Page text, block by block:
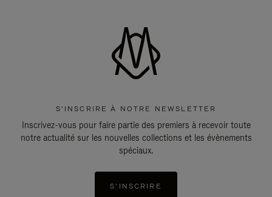
S'INSCRIRE À NOTRE NEWSLETTER
Inscrivez-vous pour faire partie des premiers à recevoir toute
notre actualité sur les nouvelles collections et les évènements
spéciaux.
S'INSCRIRE